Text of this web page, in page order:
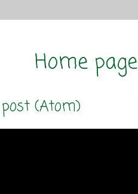
Home page
(Atom)